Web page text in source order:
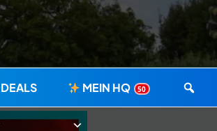
DEALS MEIN HQ 50